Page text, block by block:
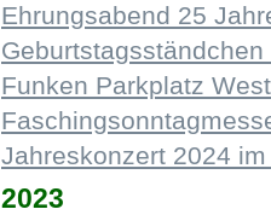
Ehrungsabend 25
Funken Parkplatz
Jahreskonzert 2024
2023